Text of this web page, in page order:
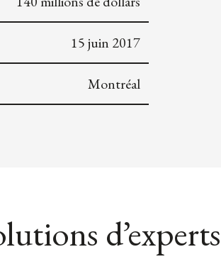
15 juin 2017
Montréal
d’experts